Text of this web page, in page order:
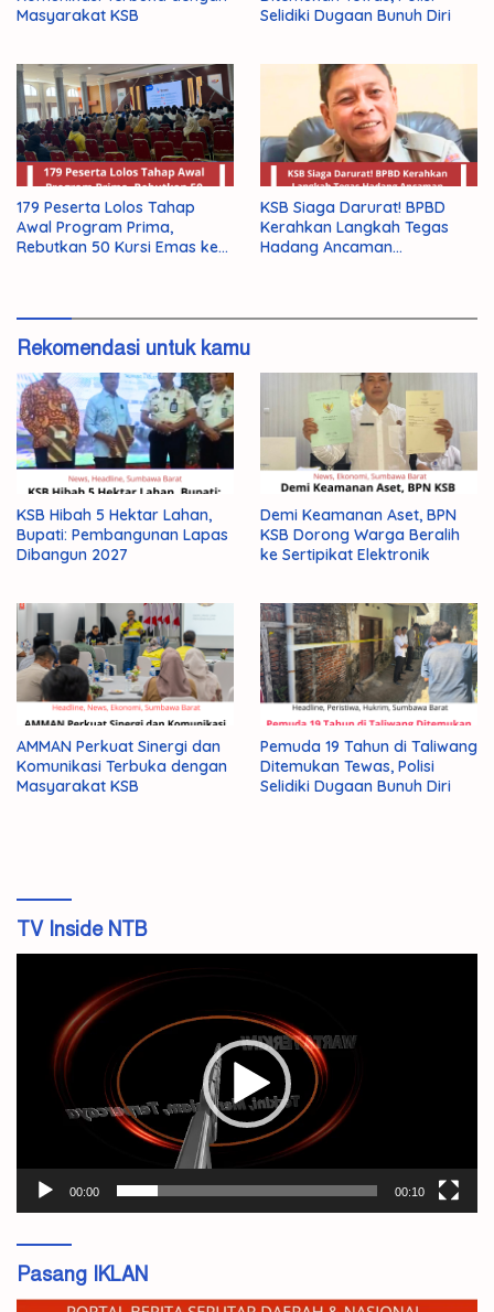
Masyarakat KSB
Selidiki Dugaan Bunuh Diri
179 Peserta Lolos Tahap
Awal Program Prima,
Rebutkan 50 Kursi Emas ke
KSB Siaga Darurat! BPBD
Kerahkan Langkah Tegas
Hadang Ancaman
Rekomendasi untuk kamu
KSB Hibah 5 Hektar Lahan,
Bupati: Pembangunan Lapas
Dibangun 2027
Demi Keamanan Aset, BPN
KSB Dorong Warga Beralih
ke Sertipikat Elektronik
AMMAN Perkuat Sinergi dan
Komunikasi Terbuka dengan
Masyarakat KSB
Pemuda 19 Tahun di Taliwang
Ditemukan Tewas, Polisi
Selidiki Dugaan Bunuh Diri
TV Inside NTB
00:00 00:10
Pasang IKLAN